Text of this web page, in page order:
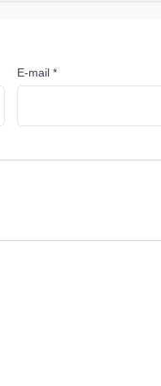
E-mail *